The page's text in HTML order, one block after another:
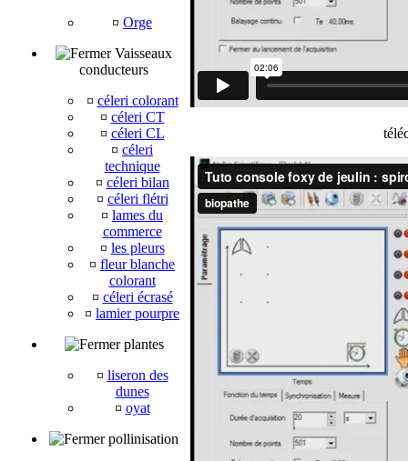
¤ Orge
Vaisseaux
conducteurs
¤ céleri colorant
¤ céleri CT
¤ céleri CL
¤ céleri
technique
¤ céleri bilan
¤ céleri flétri
¤ lames du
commerce
¤ les pleurs
¤ fleur blanche
colorant
¤ céleri écrasé
¤ lamier pourpre
plantes
¤ liseron des
dunes
¤ oyat
pollinisation